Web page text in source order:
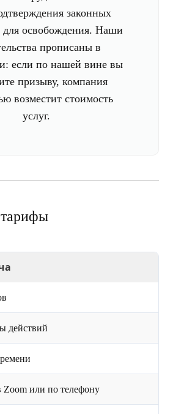
законных
для освобождения. Наши
прописаны в
если по нашей вине вы
призыву, компания
возместит стоимость
услуг.
действий
Zoom или по телефону